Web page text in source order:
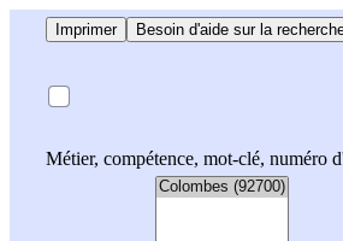
Imprimer Besoin d'aide sur la
Métier, compétence, mot-clé, numéro